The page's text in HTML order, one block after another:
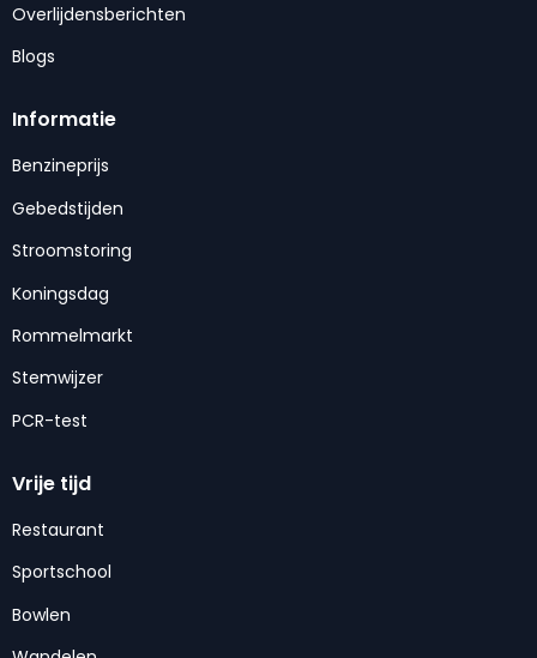
Overlijdensberichten
Blogs
Informatie
Benzineprijs
Gebedstijden
Stroomstoring
Koningsdag
Rommelmarkt
Stemwijzer
PCR-test
Vrije tijd
Restaurant
Sportschool
Bowlen